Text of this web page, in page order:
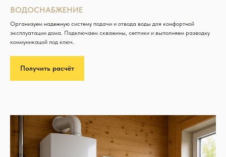
ВОДОСНАБЖЕНИЕ
Организуем надежную систему подачи и отвода воды для комфортной
эксплуатации дома. Подключаем скважины, септики и выполняем разводку
коммуникаций под ключ.
Получить расчёт